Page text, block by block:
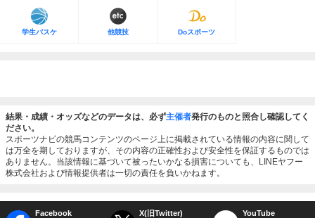
学生バスケ 他競技 Doスポーツ
結果・成績・オッズなどのデータは、必ず主催者発行のものと照合し確認してく
ださい。
スポーツナビの競馬コンテンツのページ上に掲載されている情報の内容に関して
は万全を期しておりますが、その内容の正確性および安全性を保証するものでは
ありません。当該情報に基づいて被ったいかなる損害についても、LINEヤフー
株式会社および情報提供者は一切の責任を負いかねます。
Facebook X(旧Twitter) YouTube